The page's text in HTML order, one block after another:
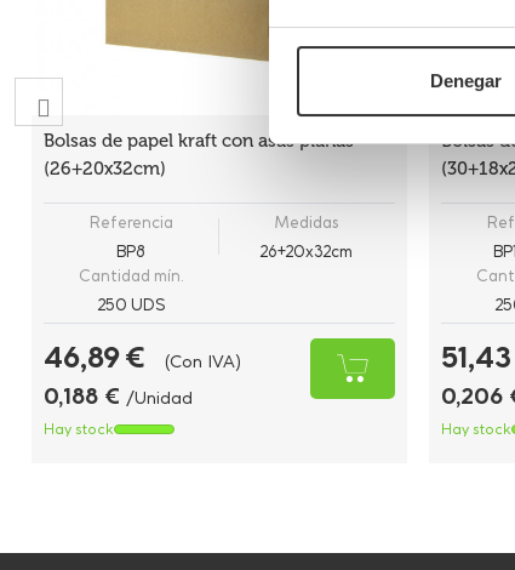
Denegar
Bolsas de papel kraft con asas planas
(26+20x32cm)
Referencia
BP8
Medidas
26+20x32cm
Cantidad mín.
250 UDS
46,89 € (Con IVA)
0,188 € /Unidad
Hay stock
Bolsas
0,206
Hay stock